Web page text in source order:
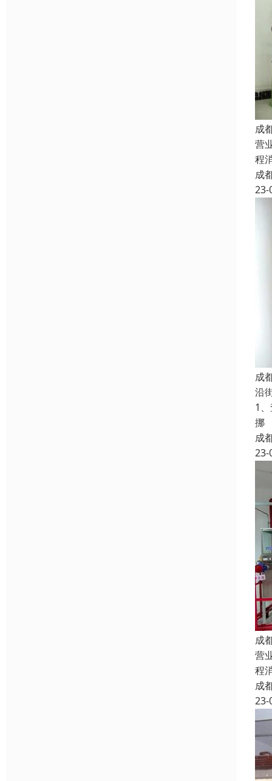
成
营
程
成
23-
成
沿
1
挪
成
23-
成
营
程
成
23-